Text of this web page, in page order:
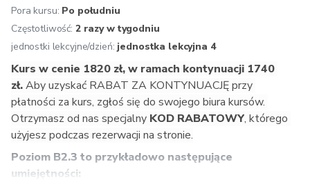
Oferujemy: osobistą konsultację przed rozpoczęciem
kursu, zakwalifikowanie na odpowiedni poziom, jednolity
program nauczania zgodny z wytycznymi Europejskiego
prowadzoną przez doświadczonych i kompetentnych
lektorów, atmosferę inspirującą do nauki, multimedialne
podręczniki i aplikacje, aktualne materiały dydaktyczne z
Austrii, wgląd w życie w krajach niemieckojęzycznych,
bezpłatne konsultacje dotyczące uczenia się dla naszych
kursantów, znormalizowane testy końcowe, na życzenie
przygotowanie do egzaminu ÖSD.
Pora kursu: Po południu
Częstotliwość: 2 razy w tygodniu
jednostki lekcyjne/dzień: jednostka lekcyjna 4
Kurs w cenie 1820 zł, w ramach kontynuacji 1740
zł. Aby uzyskać RABAT ZA KONTYNUACJĘ przy
płatności za kurs, zgłoś się do swojego biura kursów.
Otrzymasz od nas specjalny KOD RABATOWY, którego
użyjesz podczas rezerwacji na stronie.
Poziom B2.3 to przykładowo następujące
umiejętności: